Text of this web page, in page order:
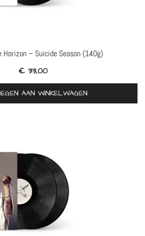
Horizon – Suicide Season (140g)
€ 33,00
AAN WINKELWAGEN